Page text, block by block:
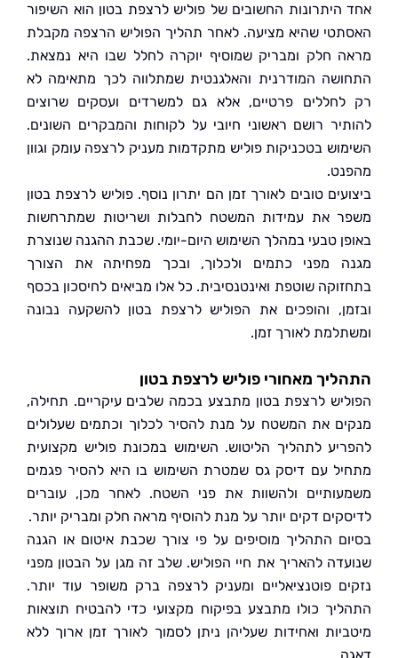
החשובים של פוליש לרצפת בטון הוא השיפור
שהיא מציעה. לאחר תהליך הפוליש הרצפה מקבלת
חלק ומבריק שמוסיף יוקרה לחלל שבו היא נמצאת.
המודרנית והאלגנטית שמתלווה לכך מתאימה לא
פרטיים, אלא גם למשרדים ועסקים שרוצים
רושם ראשוני חיובי על לקוחות והמבקרים השונים.
בטכניקות פוליש מתקדמות מעניק לרצפה עומק וגוון
טובים לאורך זמן הם יתרון נוסף. פוליש לרצפת בטון
את עמידות המשטח לחבלות ושריטות שמתרחשות
טבעי במהלך השימוש היום-יומי. שכבת ההגנה שנוצרת
מפני כתמים ולכלוך, ובכך מפחיתה את הצורך
שוטפת ואינטנסיבית. כל אלו מביאים לחיסכון בכסף
והופכים את הפוליש לרצפת בטון להשקעה נבונה
לאורך זמן.
מאחורי פוליש לרצפת בטון
לרצפת בטון מתבצע בכמה שלבים עיקריים. תחילה,
את המשטח על מנת להסיר לכלוך וכתמים שעלולים
לתהליך הליטוש. השימוש במכונת פוליש מקצועית
עם דיסק גס שמטרת השימוש בו היא להסיר פגמים
ולהשוות את פני השטח. לאחר מכן, עוברים
דקים יותר על מנת להוסיף מראה חלק ומבריק יותר.
התהליך מוסיפים על פי צורך שכבת איטום או הגנה
להאריך את חיי הפוליש. שלב זה מגן על הבטון מפני
פוטנציאליים ומעניק לרצפה ברק משופר עוד יותר.
כולו מתבצע בפיקוח מקצועי כדי להבטיח תוצאות
ואחידות שעליהן ניתן לסמוך לאורך זמן ארוך ללא